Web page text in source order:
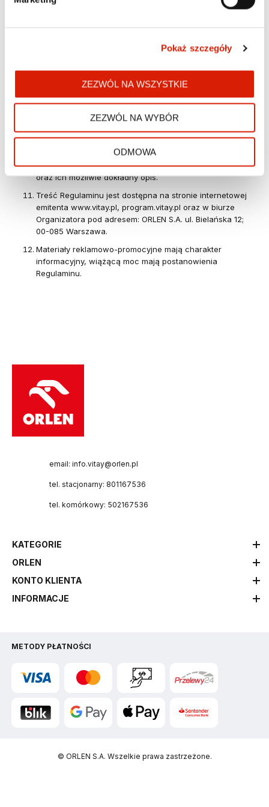
Pokaż szczegóły
ZEZWÓL NA WSZYSTKIE
ZEZWÓL NA WYBÓR
ODMOWA
za pośrednictwem formularza kontaktowego,
Biuro Rozwoju Kanałów Cyfrowych i Relacji z Klientami ,
ul. Chemików 7, 09-411 Płock, z dopiskiem: „KOD
telefonicznie pod numerem infolinii: 801 167 536 (z
telefonów komórkowych – 502 167 536) - koszt
połączenia zgodny z taryfą operatora.
Reklamacja powinna zawierać dane pozwalające na
identyfikację osoby składającej reklamację, którymi w
szczególności mogą być: imię, nazwisko, numer Karty
VITAY, adres korespondencyjny, email osoby składającej
reklamację, jak również wskazywać przyczyny reklamacji
oraz ich możliwie dokładny opis.
Treść Regulaminu jest dostępna na stronie internetowej
emitenta www.vitay.pl, program.vitay.pl oraz w biurze
Organizatora pod adresem: ORLEN S.A. ul. Bielańska 12;
00-085 Warszawa.
Materiały reklamowo-promocyjne mają charakter
informacyjny, wiążącą moc mają postanowienia
Regulaminu.
email: info.vitay@orlen.pl
tel. stacjonarny: 801167536
tel. komórkowy: 502167536
KATEGORIE
ORLEN
KONTO KLIENTA
INFORMACJE
METODY PŁATNOŚCI
© ORLEN S.A. Wszelkie prawa zastrzeżone.